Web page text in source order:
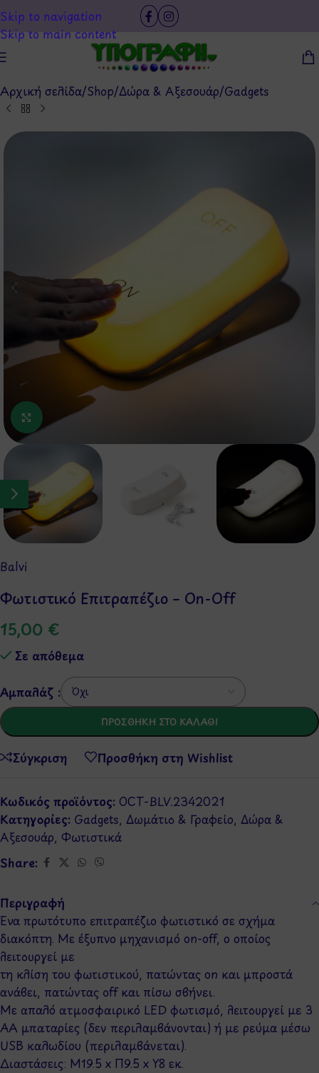
Skip to navigation
Skip to main content
Αρχική σελίδα/Shop/Δώρα & Αξεσουάρ/Gadgets
Κάντε κλικ για μεγέθυνση
Balvi
Φωτιστικό Επιτραπέζιο – On-Off
15,00 €
Σε απόθεμα
Αμπαλάζ :
ΠΡΟΣΘΉΚΗ ΣΤΟ ΚΑΛΆΘΙ
Σύγκριση Προσθήκη στη Wishlist
Κωδικός προϊόντος: OCT-BLV.2342021
Κατηγορίες: Gadgets, Δωμάτιο & Γραφείο, Δώρα &
Αξεσουάρ, Φωτιστικά
Share:
Περιγραφή
Ένα πρωτότυπο επιτραπέζιο φωτιστικό σε σχήμα
διακόπτη. Με έξυπνο μηχανισμό on-off, ο οποίος
λειτουργεί με
τη κλίση του φωτιστικού, πατώντας on και μπροστά
ανάβει, πατώντας off και πίσω σβήνει.
Με απαλό ατμοσφαιρικό LED φωτισμό, λειτουργεί με 3
ΑΑ μπαταρίες (δεν περιλαμβάνονται) ή με ρεύμα μέσω
USB καλωδίου (περιλαμβάνεται).
Διαστάσεις: Μ19.5 x Π9.5 x Υ8 εκ.